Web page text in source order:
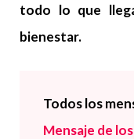
todo lo que
bienestar.
Todos los
Mensaje de